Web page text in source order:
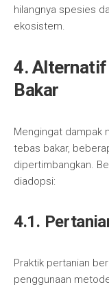
hilangnya spesies
ekosistem.
4. Alternatif
Bakar
Mengingat dampak
tebas bakar,
dipertimbangkan.
diadopsi:
4.1.
Praktik pertanian
penggunaan